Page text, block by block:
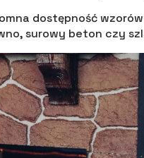
dostępność
surowy beton czy